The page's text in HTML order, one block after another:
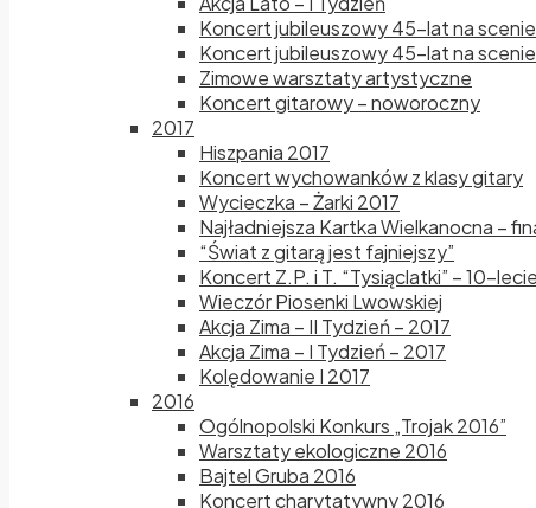
Koncert jubileuszowy 45-lat na
Koncert jubileuszowy 45-lat na
Zimowe warsztaty artystyczne
Koncert gitarowy – noworoczny
2017
Hiszpania 2017
Koncert wychowanków z klasy gitary
Wycieczka – Żarki 2017
Najładniejsza Kartka Wielkanocna –
“Świat z gitarą jest fajniejszy”
Koncert Z.P. i T. “Tysiąclatki” – 10-
Wieczór Piosenki Lwowskiej
Akcja Zima – II Tydzień – 2017
Akcja Zima – I Tydzień – 2017
Kolędowanie I 2017
2016
Ogólnopolski Konkurs „Trojak 2016”
Warsztaty ekologiczne 2016
Bajtel Gruba 2016
Koncert charytatywny 2016